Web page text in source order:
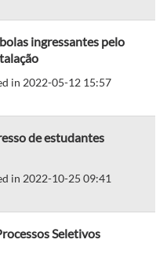
ingressantes pelo
in 2022-05-12 15:57
de estudantes
in 2022-10-25 09:41
Seletivos